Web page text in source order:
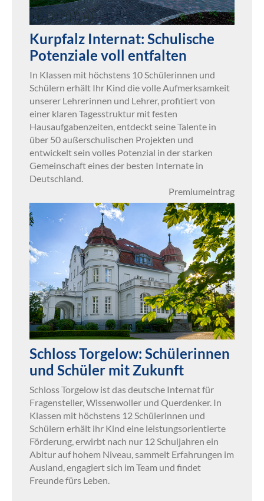
Kurpfalz Internat: Schulische
Potenziale voll entfalten
In Klassen mit höchstens 10 Schülerinnen und
Schülern erhält Ihr Kind die volle Aufmerksamkeit
unserer Lehrerinnen und Lehrer, profitiert von
einer klaren Tagesstruktur mit festen
Hausaufgabenzeiten, entdeckt seine Talente in
über 50 außerschulischen Projekten und
entwickelt sein volles Potenzial in der starken
Gemeinschaft eines der besten Internate in
Deutschland.
Premiumeintrag
Schloss Torgelow: Schülerinnen
und Schüler mit Zukunft
Schloss Torgelow ist das deutsche Internat für
Fragensteller, Wissenwoller und Querdenker. In
Klassen mit höchstens 12 Schülerinnen und
Schülern erhält ihr Kind eine leistungsorientierte
Förderung, erwirbt nach nur 12 Schuljahren ein
Abitur auf hohem Niveau, sammelt Erfahrungen im
Ausland, engagiert sich im Team und findet
Freunde fürs Leben.